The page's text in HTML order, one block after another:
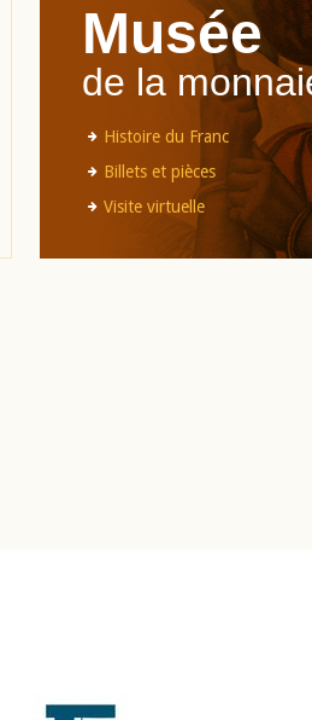
Musée
de la
Histoire du Franc
Billets et pièces
Visite virtuelle